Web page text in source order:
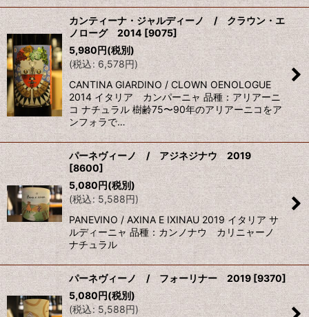
カンティーナ・ジャルディーノ / クラウン・エ
ノローグ 2014 [9075]
5,980円(税別)
(税込: 6,578円)
CANTINA GIARDINO / CLOWN OENOLOGUE
2014 イタリア カンパーニャ 品種：アリアーニ
コ ナチュラル 樹齢75〜90年のアリアーニコをア
ンフォラで…
パーネヴィーノ / アジネジナウ 2019
[8600]
5,080円(税別)
(税込: 5,588円)
PANEVINO / AXINA E IXINAU 2019 イタリア サ
ルディーニャ 品種：カンノナウ カリニャーノ
ナチュラル
パーネヴィーノ / フォーリナー 2019 [9370]
5,080円(税別)
(税込: 5,588円)